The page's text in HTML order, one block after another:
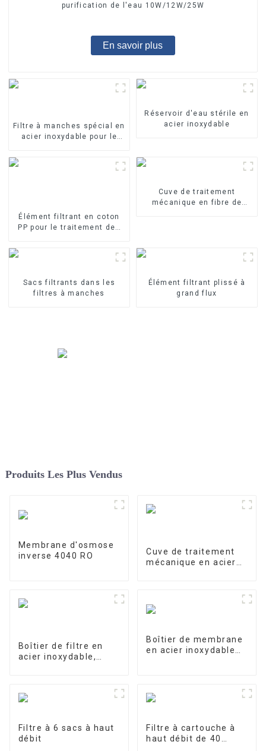
purification de l'eau 10W/12W/25W
En savoir plus
Filtre à manches spécial en
acier inoxydable pour le
Réservoir d'eau stérile en
acier inoxydable
Élément filtrant en coton
PP pour le traitement des
filtrant en PP fondu-soufflé
Cuve de traitement
mécanique en fibre de
Sacs filtrants dans les
filtres à manches
Élément filtrant plissé à
grand flux
Produits Les Plus Vendus
Membrane d'osmose
inverse 4040 RO
Cuve de traitement
mécanique en acier
Boîtier de filtre en
acier inoxydable,
Boîtier de membrane
en acier inoxydable
Filtre à 6 sacs à haut
débit
Filtre à cartouche à
haut débit de 40